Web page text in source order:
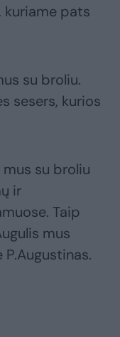
kuriame pats
su broliu.
sesers, kurios
su broliu
ir
Taip
mus